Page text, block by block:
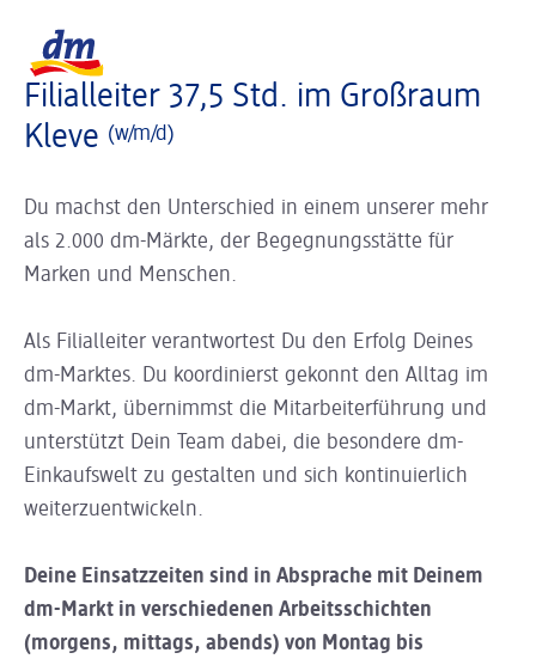
Filialleiter 37,5 Std. im Großraum
Kleve (w/m/d)
Du machst den Unterschied in einem unserer mehr
als 2.000 dm-Märkte, der Begegnungsstätte für
Marken und Menschen.
Als Filialleiter verantwortest Du den Erfolg Deines
dm-Marktes. Du koordinierst gekonnt den Alltag im
dm-Markt, übernimmst die Mitarbeiterführung und
unterstützt Dein Team dabei, die besondere dm-
Einkaufswelt zu gestalten und sich kontinuierlich
weiterzuentwickeln.
Deine Einsatzzeiten sind in Absprache mit Deinem
dm-Markt in verschiedenen Arbeitsschichten
(morgens, mittags, abends) von Montag bis